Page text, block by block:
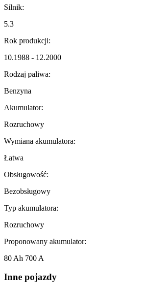
Silnik:
5.3
Rok produkcji:
10.1988 - 12.2000
Rodzaj paliwa:
Benzyna
Akumulator:
Rozruchowy
Wymiana akumulatora:
Łatwa
Obsługowość:
Bezobsługowy
Typ akumulatora:
Rozruchowy
Proponowany akumulator:
80 Ah 700 A
Inne pojazdy